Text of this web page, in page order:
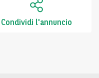
Condividi l'annuncio